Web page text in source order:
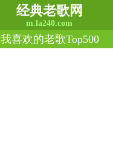
经典老歌网
m.la240.com
我喜欢的老歌Top500